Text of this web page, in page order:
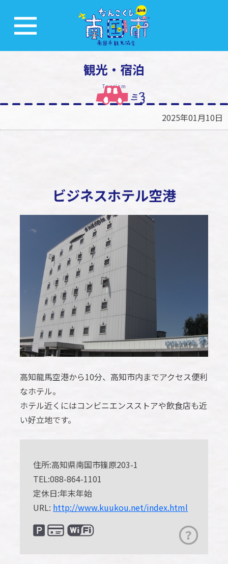
観光・宿泊
Tourism
2025年01月10日
ビジネスホテル空港
高知龍馬空港から10分、高知市内までアクセス便利
なホテル。
ホテル近くにはコンビニエンスストアや飲食店も近
い好立地です。
住所:高知県南国市篠原203-1
TEL:088-864-1101
定休日:年末年始
URL: http://www.kuukou.net/index.html